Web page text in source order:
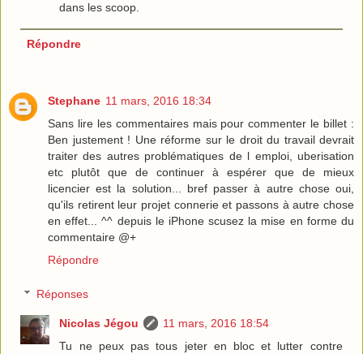
dans les scoop.
Répondre
Stephane 11 mars, 2016 18:34
Sans lire les commentaires mais pour commenter le billet :
Ben justement ! Une réforme sur le droit du travail devrait
traiter des autres problématiques de l emploi, uberisation
etc plutôt que de continuer à espérer que de mieux
licencier est la solution... bref passer à autre chose oui,
qu'ils retirent leur projet connerie et passons à autre chose
en effet... ^^ depuis le iPhone scusez la mise en forme du
commentaire @+
Répondre
Réponses
Nicolas Jégou
11 mars, 2016 18:54
Tu ne peux pas tous jeter en bloc et lutter contre